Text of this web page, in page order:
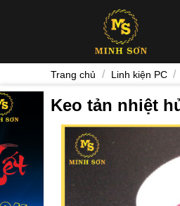
Trang chủ / Linh kiện PC /
Keo tản nhiệt